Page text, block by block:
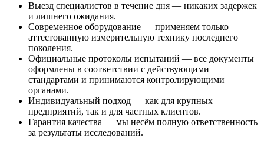
Выезд специалистов в течение дня — никаких задержек
и лишнего ожидания.
Современное оборудование — применяем только
аттестованную измерительную технику последнего
поколения.
Официальные протоколы испытаний — все документы
оформлены в соответствии с действующими
стандартами и принимаются контролирующими
органами.
Индивидуальный подход — как для крупных
предприятий, так и для частных клиентов.
Гарантия качества — мы несём полную ответственность
за результаты исследований.